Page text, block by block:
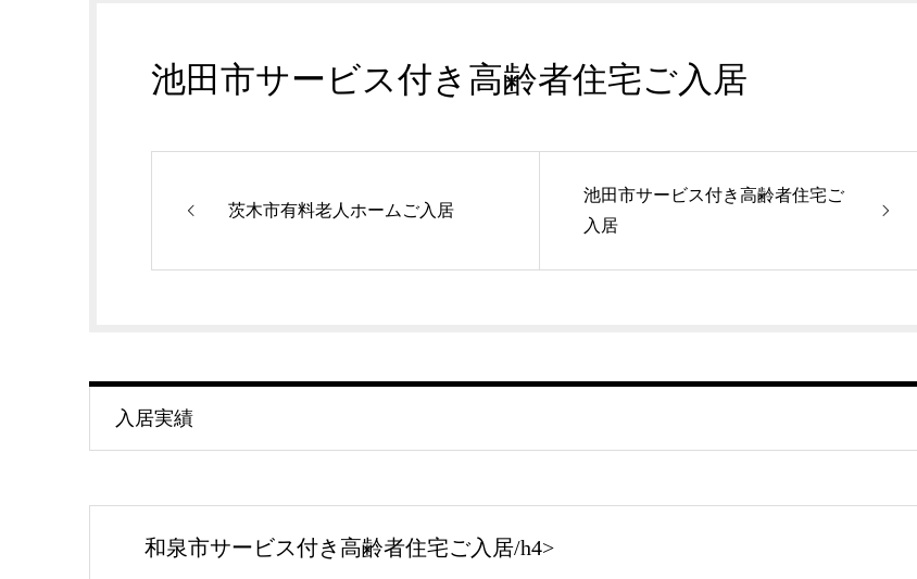
池田市サービス付き高齢者住宅ご入居
茨木市有料老人ホームご入居
池田市サービス付き高齢者住宅ご
入居
入居実績
和泉市サービス付き高齢者住宅ご入居/h4>